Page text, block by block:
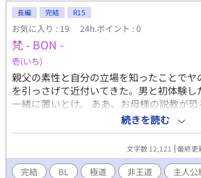
長編 完結 R15
お気に入り : 19 24h.ポイント : 0
梵 - BON -
壱(いち)
親父の素性と自分の立場を知ったことでヤ
を引っさげて近付いてきた。男と初体験し
一緒に置いとけ。 ああ、お母様の説教が
険です。 →連載凍結のため完結にしてあ
人も出ます。 →中途半端に終わります。
続きを読む
文字数 12,121 最終更
完結 BL 極道 非王道 主人公